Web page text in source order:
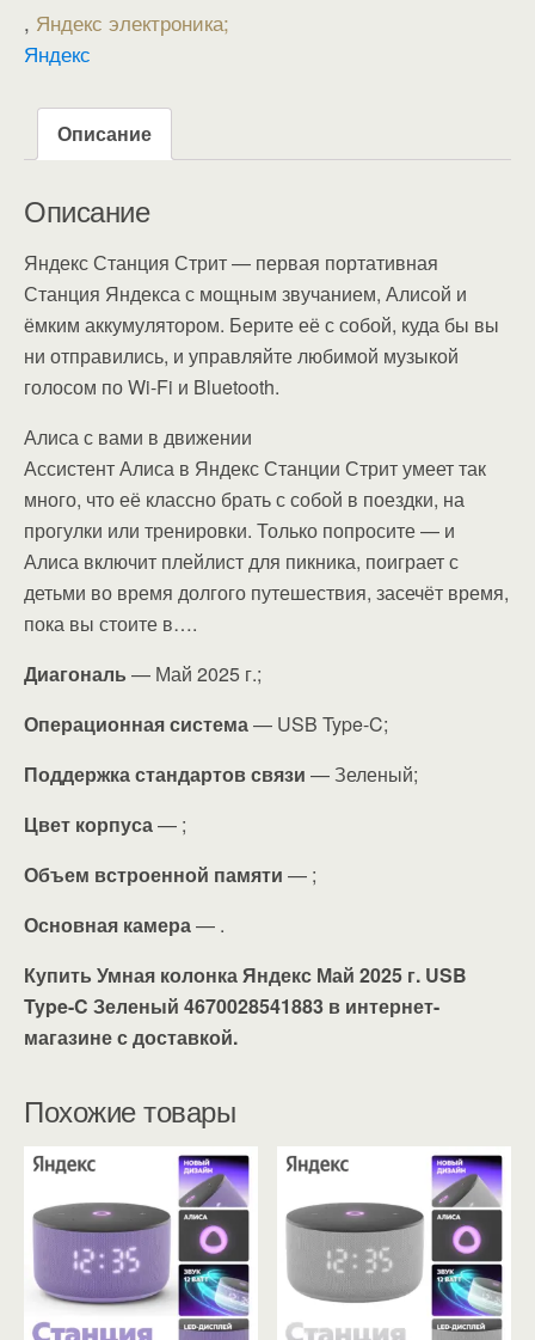
, Яндекс электроника
Яндекс
Описание
Описание
Яндекс Станция Стрит — первая портативная
Станция Яндекса с мощным звучанием, Алисой и
ёмким аккумулятором. Берите её с собой, куда бы вы
ни отправились, и управляйте любимой музыкой
голосом по Wi-Fi и Bluetooth.
Алиса с вами в движении
Ассистент Алиса в Яндекс Станции Стрит умеет так
много, что её классно брать с собой в поездки, на
прогулки или тренировки. Только попросите — и
Алиса включит плейлист для пикника, поиграет с
детьми во время долгого путешествия, засечёт время,
пока вы стоите в….
Диагональ — Май 2025 г.;
Операционная система— USB Type-C;
Поддержка стандартов связи — Зеленый;
Цвет корпуса— ;
Объем встроенной памяти — ;
Основная камера— .
Купить Умная колонка Яндекс Май 2025 г. USB
Type-C Зеленый 4670028541883 в интернет-
магазине с доставкой.
Похожие товары